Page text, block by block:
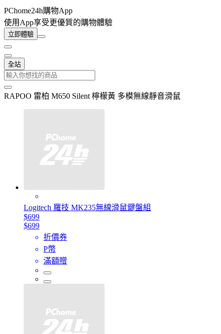
PChome24h購物App
使用App享受更優質的購物體驗
立即體驗
全站
RAPOO 雷柏 M650 Silent 檸檬黃 多模無線靜音滑鼠
Logitech 羅技 MK235無線滑鼠鍵盤組
$699
$699
折價券
P幣
滿額贈